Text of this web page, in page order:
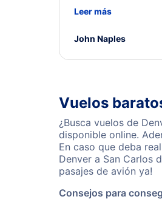
a solution and kept
Leer más
John Naples
Vuelos
¿Busca vuelos de
disponible online.
En caso que deba
Denver a San Carlos
pasajes de avión ya!
Consejos para